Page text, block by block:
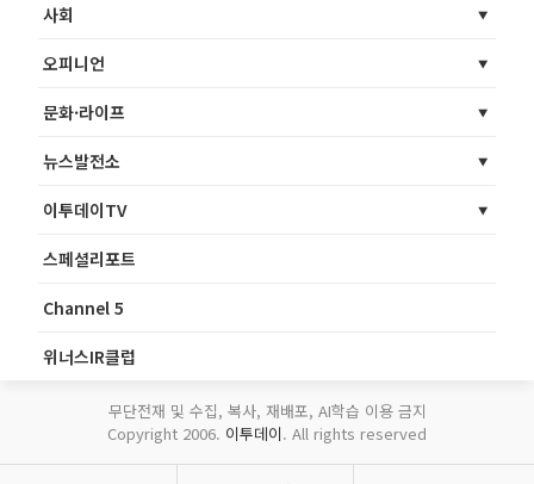
사회
오피니언
문화·라이프
뉴스발전소
이투데이TV
스페셜리포트
Channel 5
위너스IR클럽
무단전재 및 수집, 복사, 재배포, AI학습 이용 금지
Copyright 2006. 이투데이. All rights reserved